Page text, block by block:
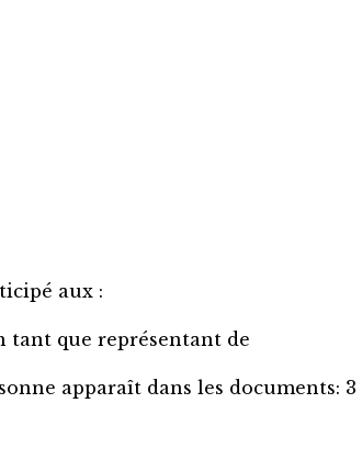
aux :
tant que représentant de
apparaît dans les documents: 3